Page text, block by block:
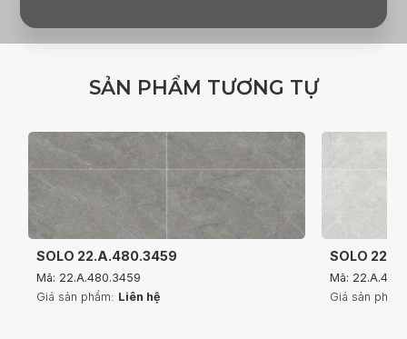
SẢN PHẨM TƯƠNG TỰ
SOLO 22.A.480.3459
Mã: 22.A.480.3459
Giá sản phẩm: Liên hệ
SOLO
Mã:
Giá sản